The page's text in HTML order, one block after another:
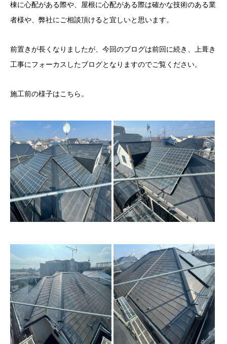
棟に心配がある際や、屋根に心配がある際は確かな技術のある業
者様や、弊社にご相談頂けると宜しいと思います。
前置きが長くなりましたが、今回のブログは前回に続き、上葺き
工事にフォーカスしたブログとなりますのでご覧ください。
施工前の様子はこちら。